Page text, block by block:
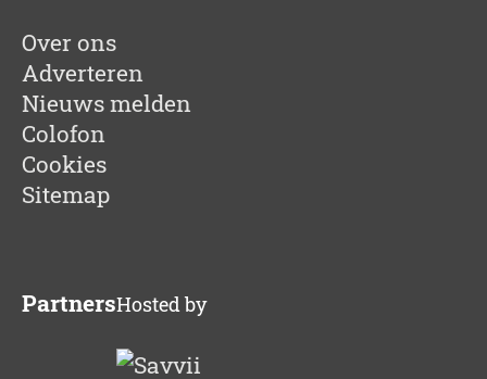
Over ons
Adverteren
Nieuws melden
Colofon
Cookies
Sitemap
PartnersHosted by